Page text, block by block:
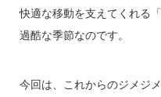
快適な移動を支えてくれる
過酷な季節なのです。
今回は、これからのジメジ